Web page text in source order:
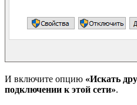
И включите опцию «Искать
подключении к этой сети».